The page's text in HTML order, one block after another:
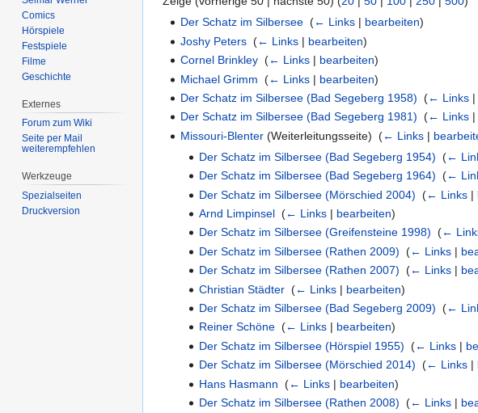
Der Schatz im Silbersee ‎(← Links | bearbeiten)
Joshy Peters ‎(← Links | bearbeiten)
Cornel Brinkley ‎(← Links | bearbeiten)
Michael Grimm ‎(← Links | bearbeiten)
Der Schatz im Silbersee (Bad Segeberg 1958) ‎(← Links |
Der Schatz im Silbersee (Bad Segeberg 1981) ‎(← Links |
Missouri-Blenter (Weiterleitungsseite) ‎(← Links |
Der Schatz im Silbersee (Bad Segeberg 1954) (←
Der Schatz im Silbersee (Bad Segeberg 1964) (←
Der Schatz im Silbersee (Mörschied 2004) (← Links|
Arnd Limpinsel‎ (← Links| bearbeiten)
Der Schatz im Silbersee (Greifensteine 1998) (←
Der Schatz im Silbersee (Rathen 2009) (← Links|
Der Schatz im Silbersee (Rathen 2007) (← Links|
Christian Städter‎ (← Links| bearbeiten)
Der Schatz im Silbersee (Bad Segeberg 2009) (←
Reiner Schöne‎ (← Links| bearbeiten)
Der Schatz im Silbersee (Hörspiel 1955) (← Links|
Der Schatz im Silbersee (Mörschied 2014) (← Links|
Hans Hasmann (← Links| bearbeiten)
Der Schatz im Silbersee (Rathen 2008) (← Links|
Comics
Hörspiele
Festspiele
Filme
Geschichte
Externes
Forum zum Wiki
Seite per Mail
weiterempfehlen
Werkzeuge
Spezialseiten
Druckversion